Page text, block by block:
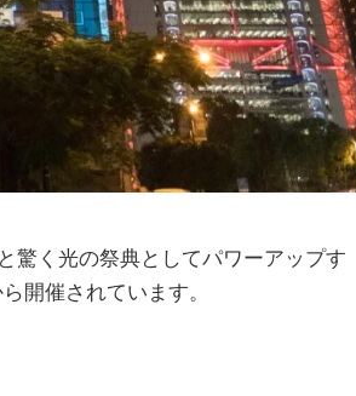
驚く光の祭典としてパワーアップす
開催されています。